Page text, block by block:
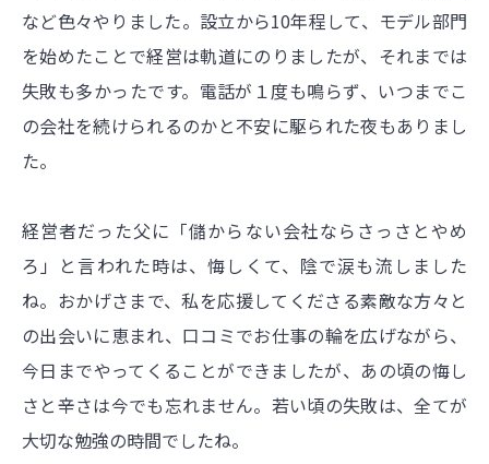
など色々やりました。設立から10年程して、モデル部門
を始めたことで経営は軌道にのりましたが、それまでは
失敗も多かったです。電話が１度も鳴らず、いつまでこ
の会社を続けられるのかと不安に駆られた夜もありまし
た。
経営者だった父に「儲からない会社ならさっさとやめ
ろ」と言われた時は、悔しくて、陰で涙も流しました
ね。おかげさまで、私を応援してくださる素敵な方々と
の出会いに恵まれ、口コミでお仕事の輪を広げながら、
今日までやってくることができましたが、あの頃の悔し
さと辛さは今でも忘れません。若い頃の失敗は、全てが
大切な勉強の時間でしたね。